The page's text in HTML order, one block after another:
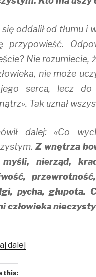
się oddalił od tłumu i
przypowieść.
Nie rozumiecie,
nie może
serca, lecz do
Tak uznał
dalej: «Co
Z wnętrza
myśli, nierząd,
pycha, głupota.
człowieka
dalej
this: